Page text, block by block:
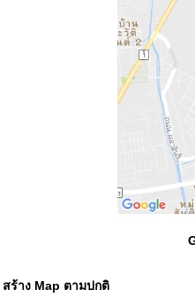
สร้าง Map ตามปกติ